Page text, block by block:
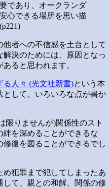
であり、オークランダ
心できる場所を思い描
者への不信感を土台として
決のためには、原因となっ
ると思われます。
人々 (光文社新書)という本
して、いろいろな点が書か
限りませんが)関係性のスト
絆を深めることができるな
復を図ることができるでし
犯罪まで犯してしまったあ
て、親との和解、関係の修